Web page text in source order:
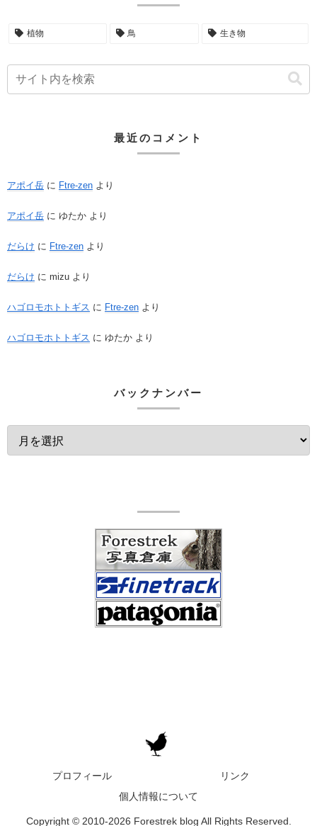
植物 鳥 生き物
最近のコメント
アポイ岳 に Ftre-zen より
アポイ岳 に ゆたか より
だらけ に Ftre-zen より
だらけ に mizu より
ハゴロモホトトギス に Ftre-zen より
ハゴロモホトトギス に ゆたか より
バックナンバー
プロフィール
リンク
個人情報について
Copyright © 2010-2026 Forestrek blog All Rights Reserved.